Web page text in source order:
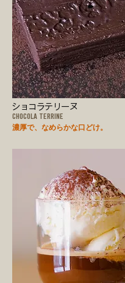
ショコラテリーヌ
CHOCOLA TERRINE
濃厚で、なめらかな口どけ。